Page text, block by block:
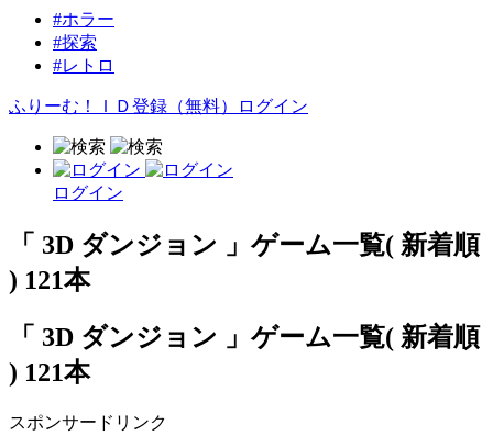
#ホラー
#探索
#レトロ
ふりーむ！ＩＤ登録（無料） ログイン
ログイン
「 3D ダンジョン 」ゲーム一覧( 新着順
) 121本
「 3D ダンジョン 」ゲーム一覧( 新着順
) 121本
スポンサードリンク